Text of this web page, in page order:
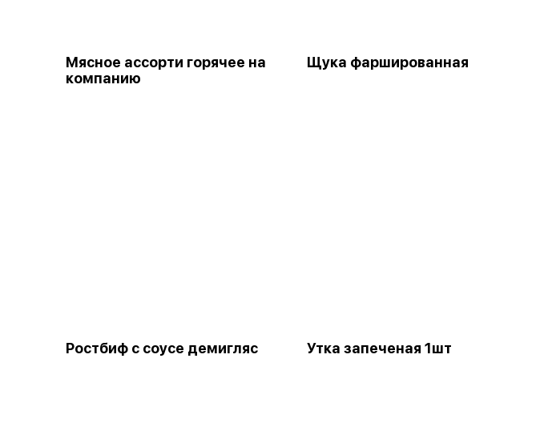
Мясное ассорти горячее на
компанию
Щука фаршированная
Ростбиф с соусе демигляс Утка запеченая 1шт